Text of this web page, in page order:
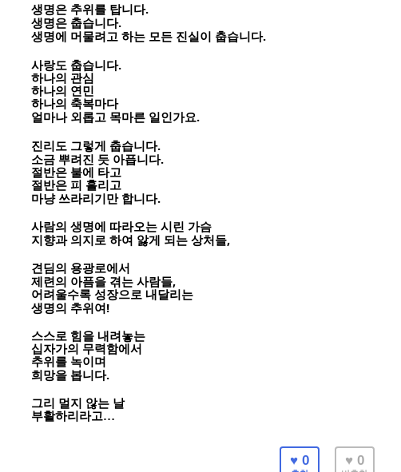
생명은 추위를 탑니다.
생명은 춥습니다.
생명에 머물려고 하는 모든 진실이 춥습니다.
사랑도 춥습니다.
하나의 관심
하나의 연민
하나의 축복마다
얼마나 외롭고 목마른 일인가요.
진리도 그렇게 춥습니다.
소금 뿌려진 듯 아픕니다.
절반은 불에 타고
절반은 피 흘리고
마냥 쓰라리기만 합니다.
사람의 생명에 따라오는 시린 가슴
지향과 의지로 하여 앓게 되는 상처들,
견딤의 용광로에서
제련의 아픔을 겪는 사람들,
어려울수록 성장으로 내달리는
생명의 추위여!
스스로 힘을 내려놓는
십자가의 무력함에서
추위를 녹이며
희망을 봅니다.
그리 멀지 않는 날
부활하리라고…
♥ 0 ♥ 0